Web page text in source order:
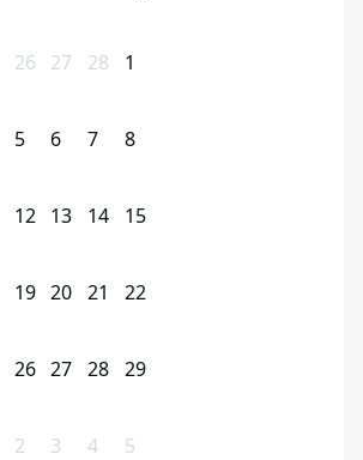
26 27 28 1
5 6 7 8
12 13 14 15
19 20 21 22
26 27 28 29
2 3 4 5